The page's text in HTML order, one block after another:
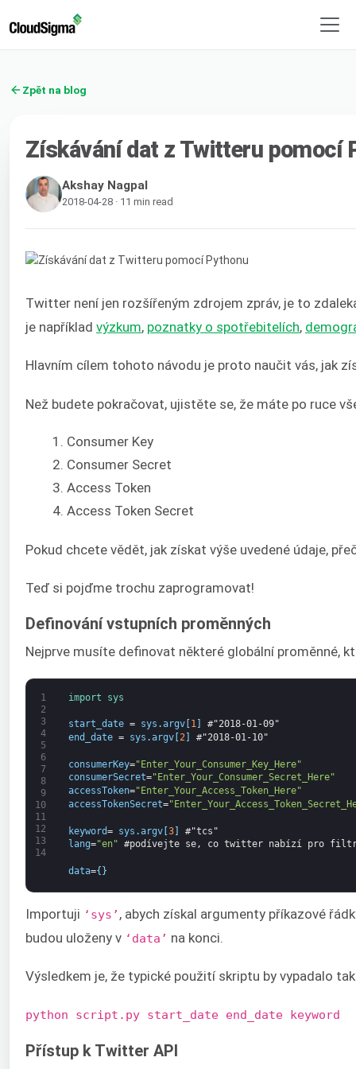
Zpět na blog
Získávání dat z Twitteru pomocí
Akshay Nagpal
2018-04-28 · 11 min read
Twitter není jen rozšířeným zdrojem zpráv, je to
je například výzkum, poznatky o spotřebitelích,
Hlavním cílem tohoto návodu je proto naučit vás, jak
Než budete pokračovat, ujistěte se, že máte po ruce
Consumer Key
Consumer Secret
Access Token
Access Token Secret
Pokud chcete vědět, jak získat výše uvedené údaje,
Teď si pojďme trochu zaprogramovat!
Definování vstupních proměnných
Nejprve musíte definovat některé globální proměnné,
1
2
3
4
5
6
7
8
9
10
11
12
13
14
import sys
start_date = sys .argv[ 1]
#"2018-01-09"
end_date = sys .argv[ 2] #"2018-01-10"
consumerKey="Enter_Your_Consumer_Key_Here"
consumerSecret="Enter_Your_Consumer_Secret_Here"
accessToken="Enter_Your_Access_Token_Here"
accessTokenSecret=
keyword= sys .argv[3]
#"tcs"
lang="en" #podívejte se, co twitter nabízí pro
data={ }
Importuji ‘sys’ , abych získal argumenty příkazové
budou uloženy v ‘data’ na konci.
Výsledkem je, že typické použití skriptu by vypadalo
python script.py start_date end_date keyword
Přístup k Twitter API